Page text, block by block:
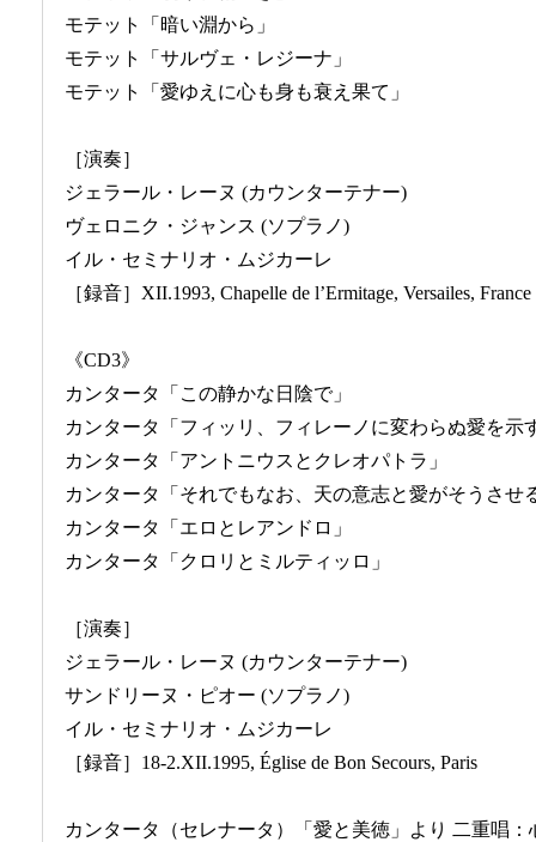
モテット「暗い淵から」
モテット「サルヴェ・レジーナ」
モテット「愛ゆえに心も身も衰え果て」
［演奏］
ジェラール・レーヌ (カウンターテナー)
ヴェロニク・ジャンス (ソプラノ)
イル・セミナリオ・ムジカーレ
［録音］XII.1993, Chapelle de l’Ermitage, Versailes, France
《CD3》
カンタータ「この静かな日陰で」
カンタータ「フィッリ、フィレーノに変わらぬ愛を示
カンタータ「アントニウスとクレオパトラ」
カンタータ「それでもなお、天の意志と愛がそうさせ
カンタータ「エロとレアンドロ」
カンタータ「クロリとミルティッロ」
［演奏］
ジェラール・レーヌ (カウンターテナー)
サンドリーヌ・ピオー (ソプラノ)
イル・セミナリオ・ムジカーレ
［録音］18-2.XII.1995, Église de Bon Secours, Paris
カンタータ（セレナータ）「愛と美徳」より 二重唱：